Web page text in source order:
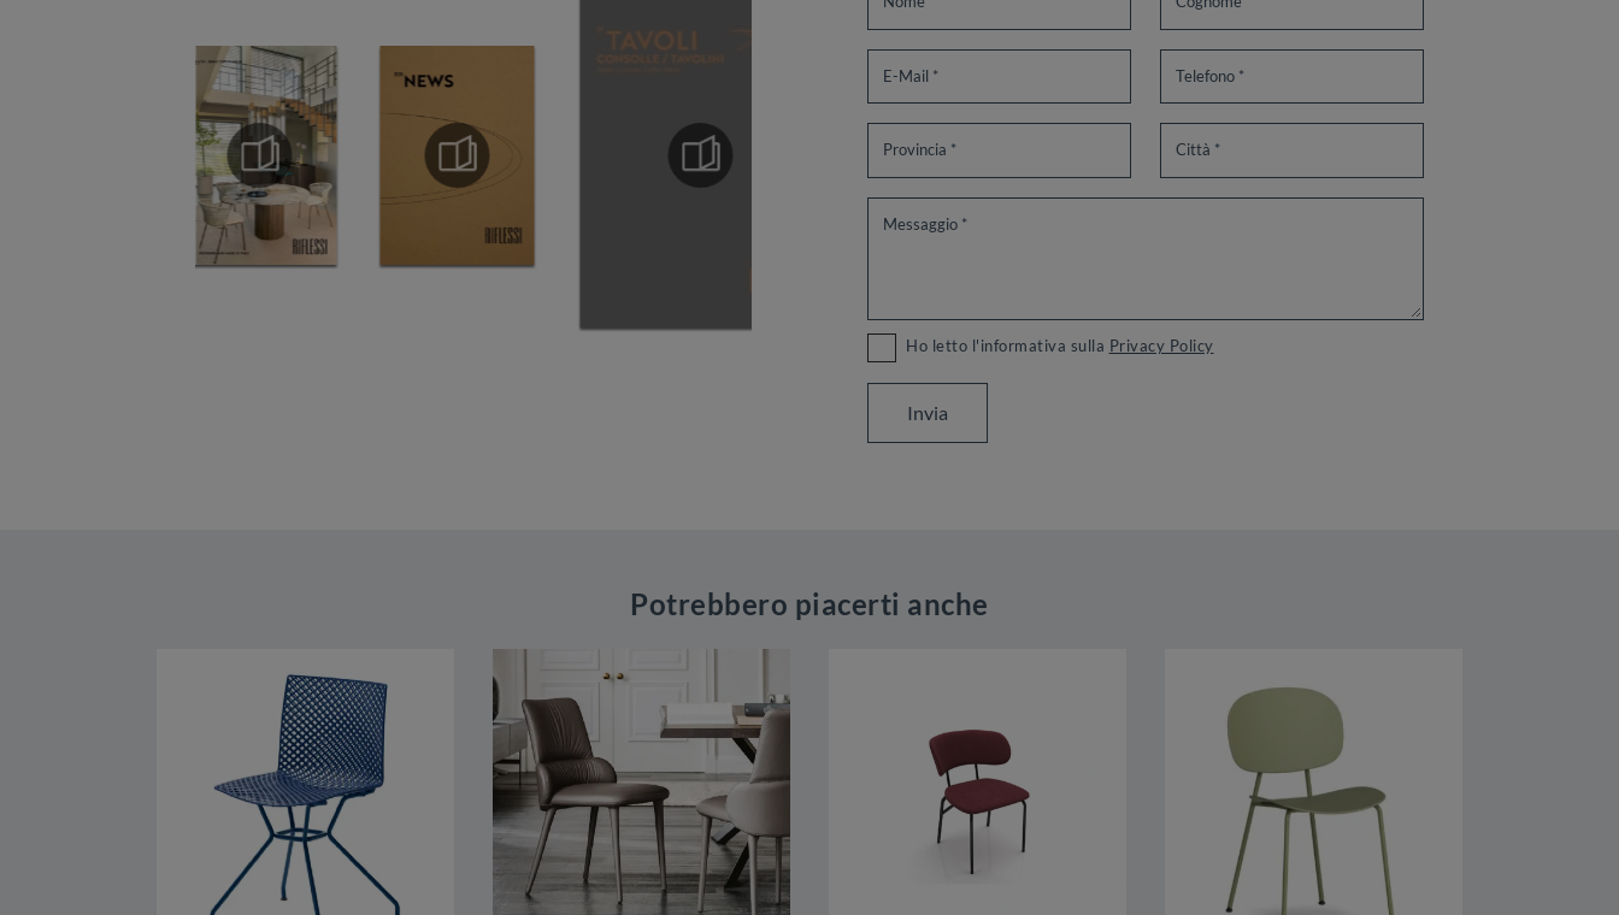
Ho letto l'informativa sulla Privacy Policy
Invia
Potrebbero piacerti anche